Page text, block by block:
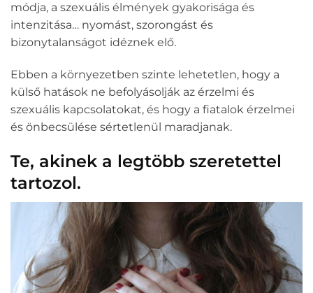
módja, a szexuális élmények gyakorisága és
intenzitása… nyomást, szorongást és
bizonytalanságot idéznek elő.
Ebben a környezetben szinte lehetetlen, hogy a
külső hatások ne befolyásolják az érzelmi és
szexuális kapcsolatokat, és hogy a fiatalok érzelmei
és önbecsülése sértetlenül maradjanak.
Te, akinek a legtöbb szeretettel
tartozol.